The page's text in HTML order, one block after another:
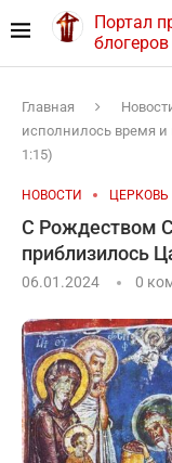
Портал
Главная
исполнилось время
1:15)
НОВОСТИ
С Рождеством
приблизилось
06.01.2024 0